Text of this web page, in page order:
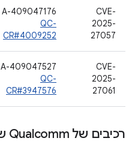
CVE-
2025-
27057
A-409047176
QC-
CR#4009252
CVE-
2025-
27061
A-409047527
QC-
CR#3947576
רכיבים של Qualcomm שהקוד שלהם סגור